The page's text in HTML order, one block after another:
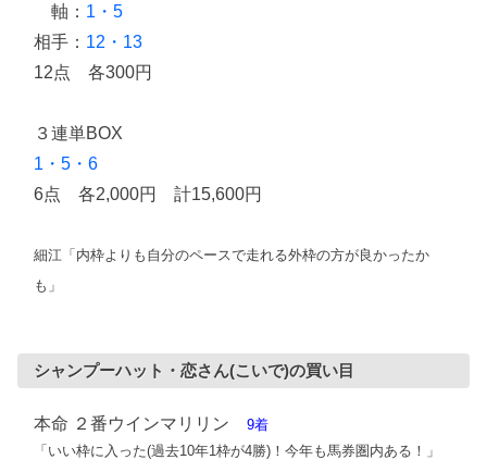
軸： 1・5
相手： 12・13
12点 各300円
３連単BOX
1・5・6
6点 各2,000円 計15,600円
細江「内枠よりも自分のペースで走れる外枠の方が良かったか
も」
シャンプーハット・恋さん(こいで)の買い目
本命 ２番ウインマリリン9着
「いい枠に入った(過去10年1枠が4勝)！今年も馬券圏内ある！」